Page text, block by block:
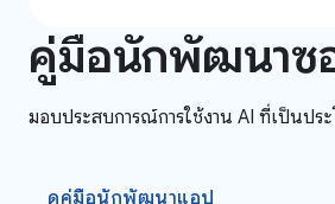
คู่มือนักพัฒนาซ
มอบประสบการณ์การใช้งาน AI ที่เป็นปร
ดูคู่มือนักพัฒนาแอป